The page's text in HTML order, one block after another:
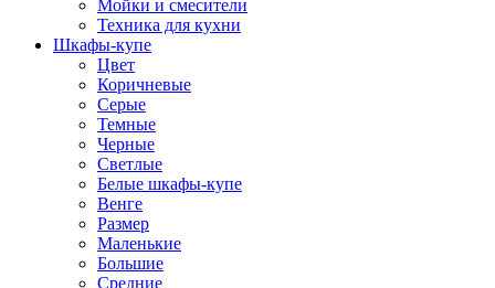
Мойки и смесители
Техника для кухни
Шкафы-купе
Цвет
Коричневые
Серые
Темные
Черные
Светлые
Белые шкафы-купе
Венге
Размер
Маленькие
Большие
Средние